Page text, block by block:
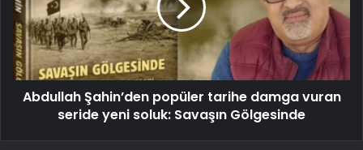
Abdullah Şahin’den popüler tarihe damga vuran
seride yeni soluk: Savaşın Gölgesinde